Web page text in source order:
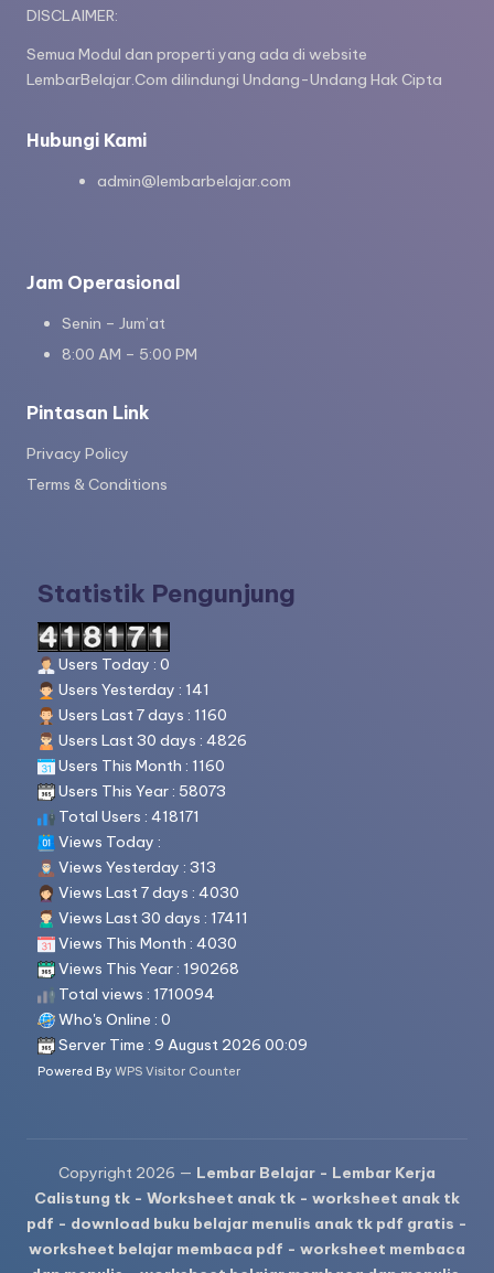
DISCLAIMER:
Semua Modul dan properti yang ada di website
LembarBelajar.Com dilindungi Undang-Undang Hak Cipta
Hubungi Kami
admin@lembarbelajar.com
Jam Operasional
Senin – Jum’at
8:00 AM – 5:00 PM
Pintasan Link
Privacy Policy
Terms & Conditions
Statistik Pengunjung
Users Today : 0
Users Yesterday : 141
Users Last 7 days : 1160
Users Last 30 days : 4826
Users This Month : 1160
Users This Year : 58073
Total Users : 418171
Views Today :
Views Yesterday : 313
Views Last 7 days : 4030
Views Last 30 days : 17411
Views This Month : 4030
Views This Year : 190268
Total views : 1710094
Who's Online : 0
Server Time : 9 August 2026 00:09
Powered By WPS Visitor Counter
Copyright 2026 — Lembar Belajar - Lembar Kerja
Calistung tk - Worksheet anak tk - worksheet anak tk
pdf - download buku belajar menulis anak tk pdf gratis -
worksheet belajar membaca pdf - worksheet membaca